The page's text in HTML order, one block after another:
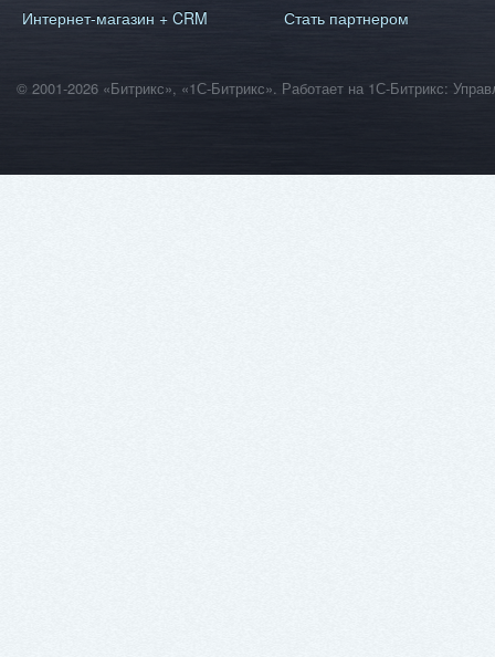
Интернет-магазин + CRM Стать партнером
© 2001-2026 «Битрикс», «1С-Битрикс». Работает на 1С-Битрикс: